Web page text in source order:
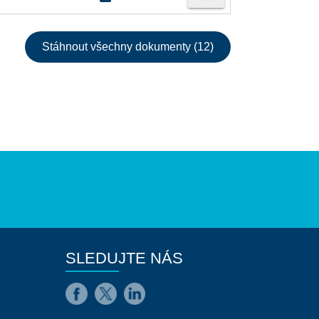
Stáhnout všechny dokumenty (12)
SLEDUJTE NÁS